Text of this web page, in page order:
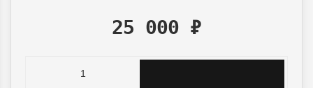
25 000 ₽